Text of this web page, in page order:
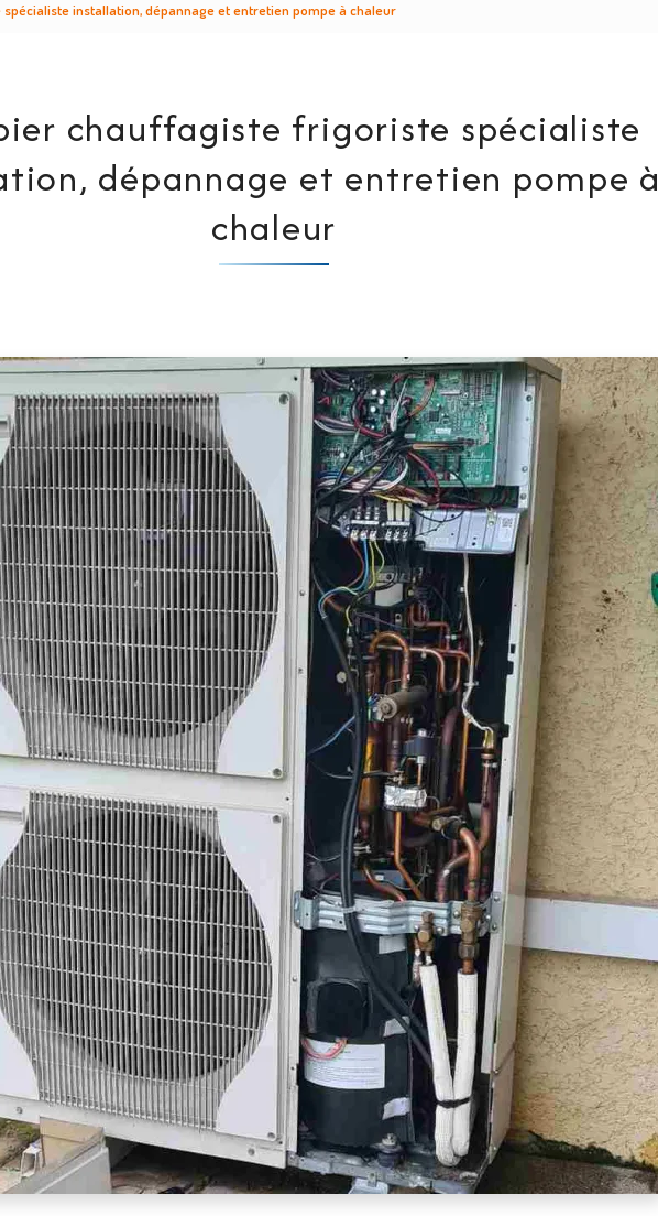
installation, dépannage et entretien pompe à chaleur
chauffagiste frigoriste spécialiste
dépannage et entretien pompe à
chaleur